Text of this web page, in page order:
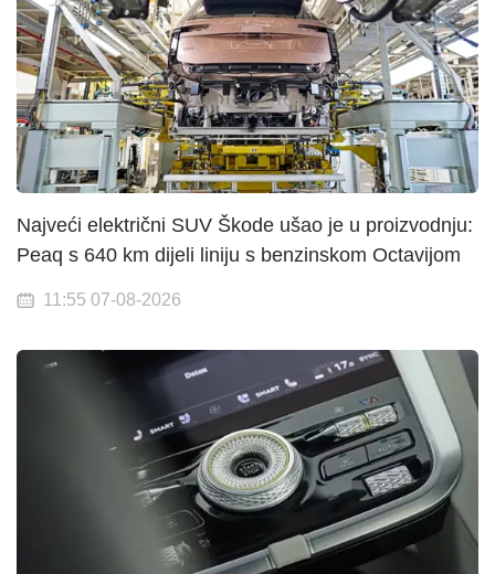
Najveći električni SUV Škode ušao je u proizvodnju:
Peaq s 640 km dijeli liniju s benzinskom Octavijom
11:55 07-08-2026